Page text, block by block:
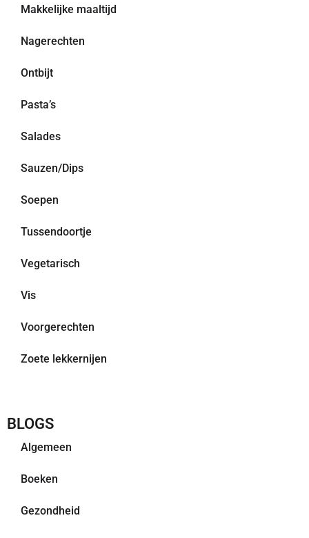
Makkelijke maaltijd
Nagerechten
Ontbijt
Pasta’s
Salades
Sauzen/Dips
Soepen
Tussendoortje
Vegetarisch
Vis
Voorgerechten
Zoete lekkernijen
BLOGS
Algemeen
Boeken
Gezondheid